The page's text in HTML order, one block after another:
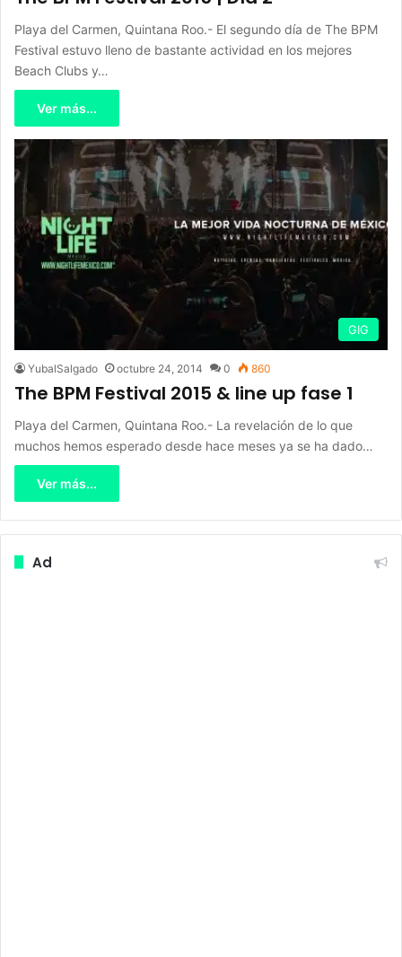
Playa del Carmen, Quintana Roo.- El segundo día de The BPM
Festival estuvo lleno de bastante actividad en los mejores
Beach Clubs y…
Ver más...
GIG
YubalSalgado octubre 24, 2014 0 860
The BPM Festival 2015 & line up fase 1
Playa del Carmen, Quintana Roo.- La revelación de lo que
muchos hemos esperado desde hace meses ya se ha dado…
Ver más...
Ad